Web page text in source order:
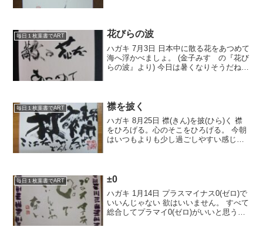
た。紅葉はまだでした。初日は風が強く
寒かっ...
毎日１枚葉書でART 花びらの波
ハガキ 7月3日 日本中に散る花をあつめて
海へ浮かべましょ。 (金子みすゞの『花び
らの波』より) 今日は暑くなりそうだね。
ク...
毎日１枚葉書でART 襟を披く
ハガキ 8月25日 襟(きん)を披(ひら)く 襟
をひろげる。心のそこをひろげる。 今朝
はいつもよりも少し過ごしやすい感じか
う、いつ...
毎日１枚葉書でART ±0
ハガキ 1月14日 プラスマイナス0(ゼロ)で
いいんじゃない 欲はいいません。 すべて
総合してプラマイ0(ゼロ)がいいと思うん